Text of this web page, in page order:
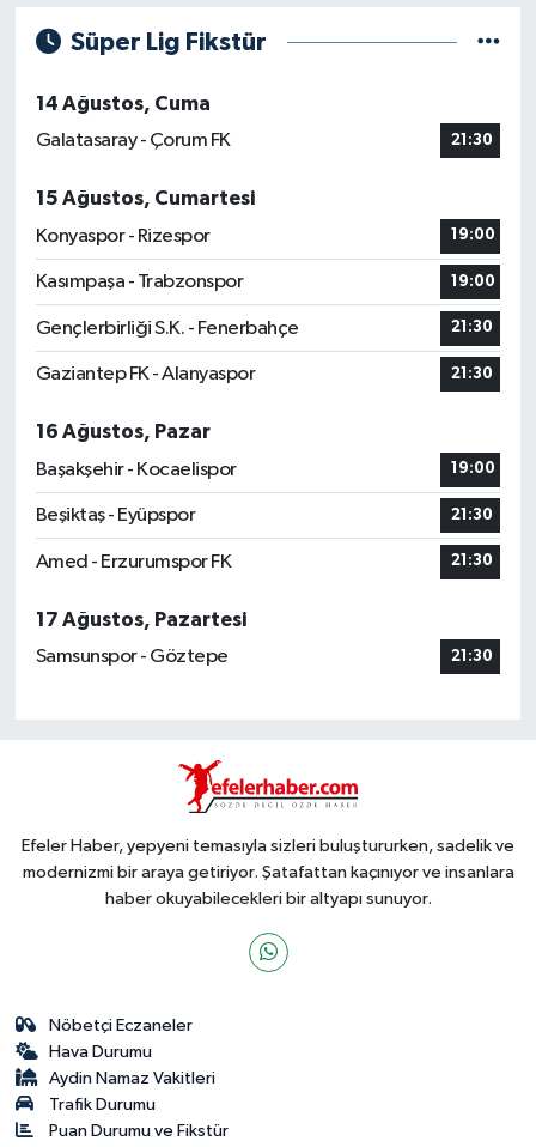
Süper Lig Fikstür
14 Ağustos, Cuma
Galatasaray - Çorum FK
21:30
15 Ağustos, Cumartesi
Konyaspor - Rizespor
19:00
Kasımpaşa - Trabzonspor 19:00
Gençlerbirliği S.K. - Fenerbahçe 21:30
Gaziantep FK - Alanyaspor 21:30
16 Ağustos, Pazar
Başakşehir - Kocaelispor
19:00
Beşiktaş - Eyüpspor 21:30
Amed - Erzurumspor FK 21:30
17 Ağustos, Pazartesi
Samsunspor - Göztepe
21:30
Efeler Haber, yepyeni temasıyla sizleri buluştururken, sadelik ve
modernizmi bir araya getiriyor. Şatafattan kaçınıyor ve insanlara
haber okuyabilecekleri bir altyapı sunuyor.
Nöbetçi Eczaneler
Hava Durumu
Aydin Namaz Vakitleri
Trafik Durumu
Puan Durumu ve Fikstür